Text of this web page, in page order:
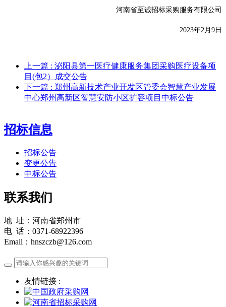
河南省至诚招标采购服务有限公司
2023年2月9日
上一篇 : 泌阳县第一医疗健康服务集团采购医疗设备项
目(包2）成交公告
下一篇 : 郑州高新技术产业开发区管委会智慧产业发展
中心郑州高新区智慧安防小区扩容项目中标公告
招标信息
招标公告
变更公告
中标公告
联系我们
地 址：河南省郑州市
电 话：0371-68922396
Email：hnszczb@126.com
友情链接 :